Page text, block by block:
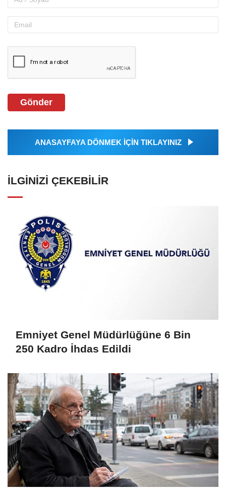
Gönder
ANASAYFAYA DÖNMEK İÇİN TIKLAYINIZ
İLGINIZI ÇEKEBILIR
Emniyet Genel Müdürlüğüne 6 Bin
250 Kadro İhdas Edildi